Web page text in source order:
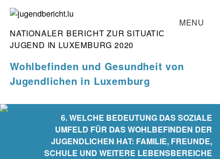
Skip
contentjugendbericht.lu
NATIONALER BERICHT ZUR SITUATION DER
JUGEND IN LUXEMBURG 2020
Wohlbefinden und Gesundheit von
Jugendlichen in Luxemburg
MENU
TEAM
6. WELCHE BEDEUTUNG DAS SOZIALE
UMFELD FÜR DAS WOHLBEFINDEN DER
JUGENDLICHEN HAT: FAMILIE, FREUNDE,
SCHULE UND WEITERE LEBENSBEREICHE